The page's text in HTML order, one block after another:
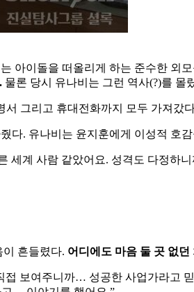
아이돌을 떠올리게 하는 준수한 외
물론 당시 유나비는 그런 역사(?)를 몰
그리고 휴대전화까지 모두 가져갔
다. 유나비는 윤지훈에게 이성적 호
세계 사람 같았어요. 성격도 다정하
흔들렸다. 어디에도 마음 둘 곳 없
보여주니까… 성공한 사업가라고